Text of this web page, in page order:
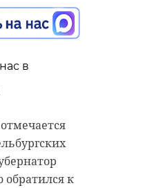
в
обратился к